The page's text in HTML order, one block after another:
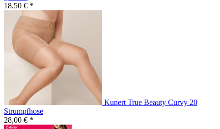
18,50 € *
Kunert True Beauty Curvy 20
Strumpfhose
28,00 € *